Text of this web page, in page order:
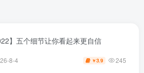
】五个细节让你看起来更自信
8-4 ￥3.9 245